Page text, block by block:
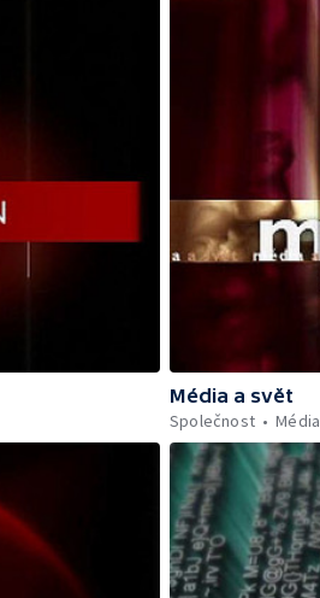
Média a svět
Společnost
Média